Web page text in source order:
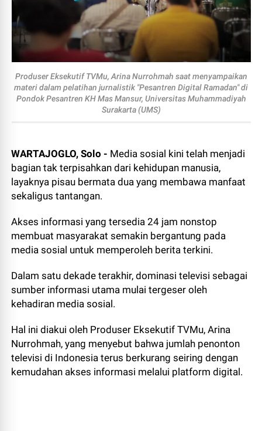
Produser Eksekutif TVMu, Arina Nurrohmah saat menyampaikan
materi dalam pelatihan jurnalistik "Pesantren Digital Ramadan" di
Pondok Pesantren KH Mas Mansur, Universitas Muhammadiyah
Surakarta (UMS)
WARTAJOGLO, Solo - Media sosial kini telah menjadi
bagian tak terpisahkan dari kehidupan manusia,
layaknya pisau bermata dua yang membawa manfaat
sekaligus tantangan.
Akses informasi yang tersedia 24 jam nonstop
membuat masyarakat semakin bergantung pada
media sosial untuk memperoleh berita terkini.
Dalam satu dekade terakhir, dominasi televisi sebagai
sumber informasi utama mulai tergeser oleh
kehadiran media sosial.
Hal ini diakui oleh Produser Eksekutif TVMu, Arina
Nurrohmah, yang menyebut bahwa jumlah penonton
televisi di Indonesia terus berkurang seiring dengan
kemudahan akses informasi melalui platform digital.